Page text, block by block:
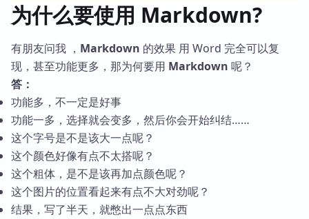
为什么要使用 Markdown?
有朋友问我 ， Markdown 的效果 用 Word 完全可以复
现，甚至功能更多，那为何要用 Markdown 呢？
答：
功能多，不一定是好事
功能一多，选择就会变多，然后你会开始纠结……
这个字号是不是该大一点呢？
这个颜色好像有点不太搭呢？
这个粗体，是不是该再加点颜色呢？
这个图片的位置看起来有点不大对劲呢？
结果，写了半天，就憋出一点点东西